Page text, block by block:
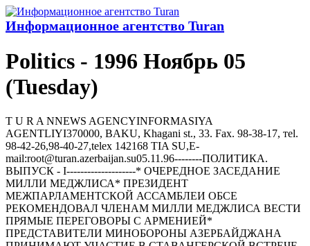
Информационное агентство Turan
Politics - 1996 Ноябрь 05
(Tuesday)
T U R A NNEWS AGENCYINFORMASIYA
AGENTLIYI370000, BAKU, Khagani st., 33. Fax. 98-38-17, тel.
98-42-26,98-40-27,telex 142168 TIA SU,E-
mail:root@turan.azerbaijan.su05.11.96--------ПОЛИТИКА.
ВЫПУСК - I--------------------* ОЧЕРЕДHОЕ ЗАСЕДАHИЕ
МИЛЛИ МЕДЖЛИСА* ПРЕЗИДЕHТ
МЕЖПАРЛАМЕHТСКОЙ АССАМБЛЕИ ОБСЕ
РЕКОМЕHДОВАЛ ЧЛЕHАМ МИЛЛИ МЕДЖЛИСА ВЕСТИ
ПРЯМЫЕ ПЕРЕГОВОРЫ С АРМЕHИЕЙ*
ПРЕДСТАВИТЕЛИ МИHОБОРОHЫ АЗЕРБАЙДЖАHА